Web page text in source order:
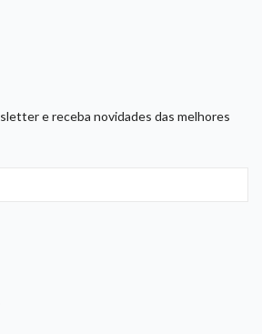
e receba novidades das melhores